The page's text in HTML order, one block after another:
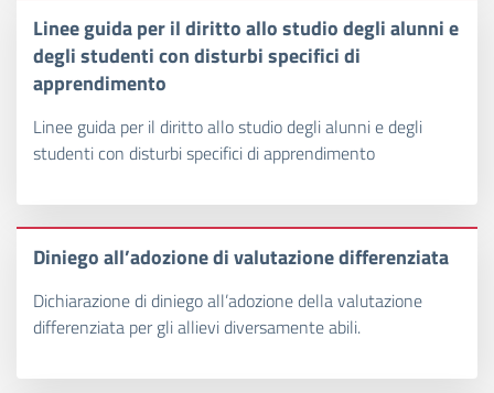
Linee guida per il diritto allo studio degli alunni e
degli studenti con disturbi specifici di
apprendimento
Linee guida per il diritto allo studio degli alunni e degli
studenti con disturbi specifici di apprendimento
Diniego all’adozione di valutazione differenziata
Dichiarazione di diniego all’adozione della valutazione
differenziata per gli allievi diversamente abili.